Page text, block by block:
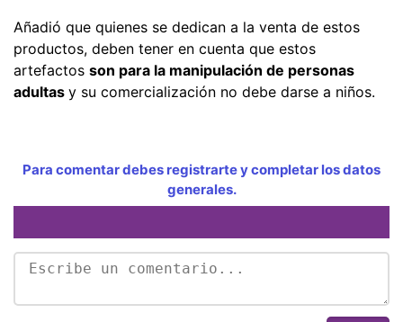
Añadió que quienes se dedican a la venta de estos
productos, deben tener en cuenta que estos
artefactos son para la manipulación de personas
adultas y su comercialización no debe darse a niños.
Para comentar debes registrarte y completar los datos
generales.